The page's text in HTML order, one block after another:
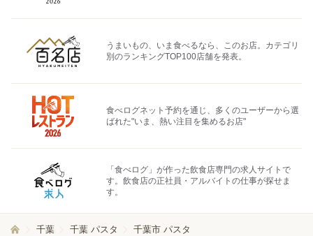
うまいもの、いま食べるなら、このお店。カテゴリ
別のランキングTOP100店舗を発表。
食べログネット予約を通じ、多くのユーザーから選
ばれた"いま、熱い注目を集めるお店"
「食べログ」が作った飲食店専門の求人サイトで
す。飲食店の正社員・アルバイトの仕事が探せま
す。
千葉 千葉 パスタ 千葉市 パスタ